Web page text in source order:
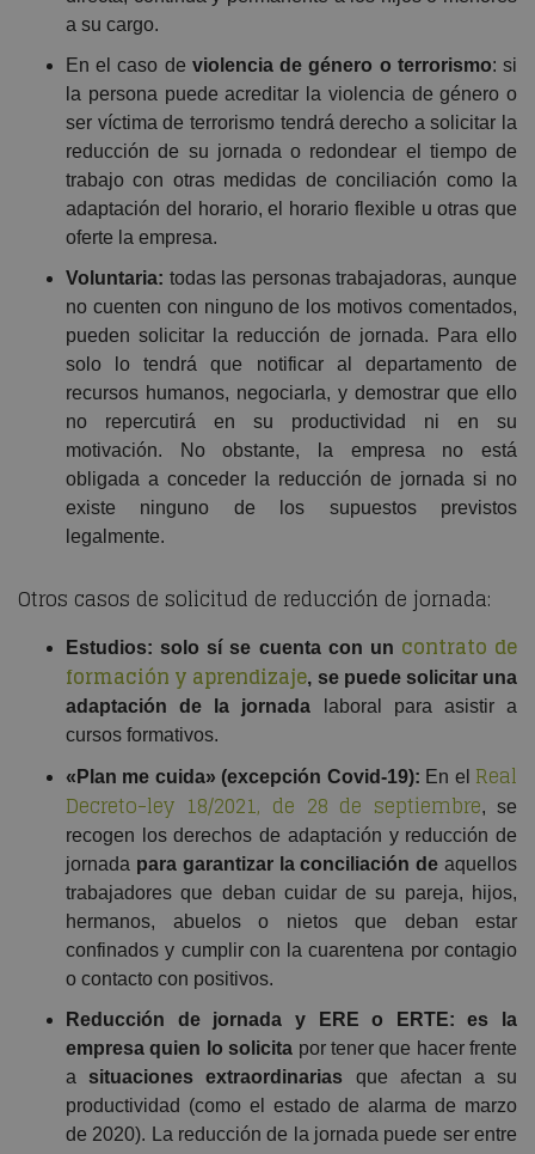
a su cargo.
En el caso de violencia de género o terrorismo: si
la persona puede acreditar la violencia de género o
ser víctima de terrorismo tendrá derecho a solicitar la
reducción de su jornada o redondear el tiempo de
trabajo con otras medidas de conciliación como la
adaptación del horario, el horario flexible u otras que
oferte la empresa.
Voluntaria: todas las personas trabajadoras, aunque
no cuenten con ninguno de los motivos comentados,
pueden solicitar la reducción de jornada. Para ello
solo lo tendrá que notificar al departamento de
recursos humanos, negociarla, y demostrar que ello
no repercutirá en su productividad ni en su
motivación. No obstante, la empresa no está
obligada a conceder la reducción de jornada si no
existe ninguno de los supuestos previstos
legalmente.
Otros casos de solicitud de reducción de jornada:
Estudios: solo sí se cuenta con un contrato de
formación y aprendizaje, se puede solicitar una
adaptación de la jornada laboral para asistir a
cursos formativos.
«Plan me cuida» (excepción Covid-19): En el Real
Decreto-ley 18/2021, de 28 de septiembre, se
recogen los derechos de adaptación y reducción de
jornada para garantizar la conciliación deaquellos
trabajadores que deban cuidar de su pareja, hijos,
hermanos, abuelos o nietos que deban estar
confinados y cumplir con la cuarentena por contagio
o contacto con positivos.
Reducción de jornada y ERE o ERTE:
es la
empresa quien lo solicita por tener que hacer frente
asituaciones extraordinarias que afectan a su
productividad (como el estado de alarma de marzo
de 2020). La reducción de la jornada puede ser entre